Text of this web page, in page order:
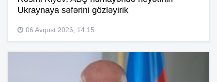
Ukraynaya səfərini gözləyirik
06 Avqust 2026, 14:15